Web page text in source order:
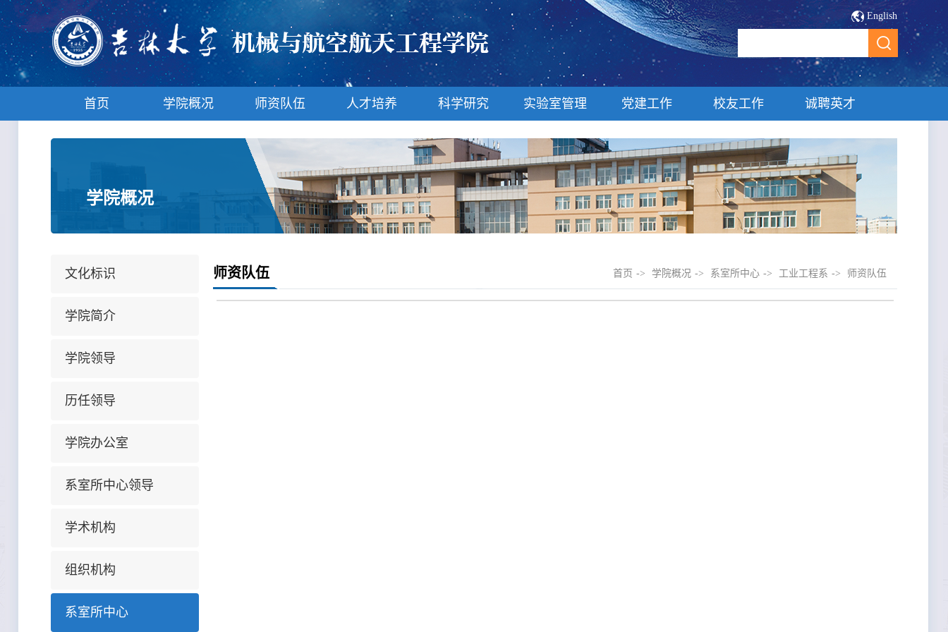
English
首页 学院概况 师资队伍 人才培养 科学研究 实验室管理 党建工作 校友工作 诚聘英才
学院概况
文化标识
学院简介
学院领导
历任领导
学院办公室
系室所中心领导
学术机构
组织机构
系室所中心
师资队伍 首页 -> 学院概况 -> 系室所中心 -> 工业工程系 -> 师资队伍